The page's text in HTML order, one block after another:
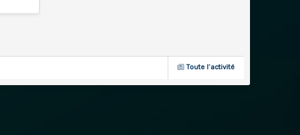
Toute l’activité